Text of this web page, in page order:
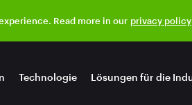
Read more in our privacy policy
Technologie Lösungen für die